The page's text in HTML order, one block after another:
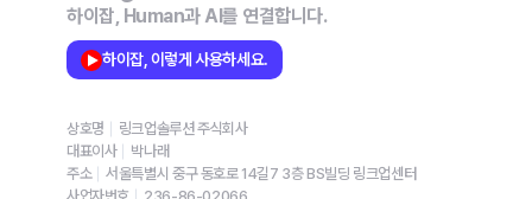
하이잡, Human과 AI를 연결합니다.
하이잡, 이렇게 사용하세요.
상호명
링크업솔루션 주식회사
대표이사
박나래
주소
서울특별시 중구 동호로 14길7 3층 BS빌딩 링크업센터